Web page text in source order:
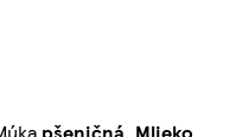
pšeničná, Mlieko